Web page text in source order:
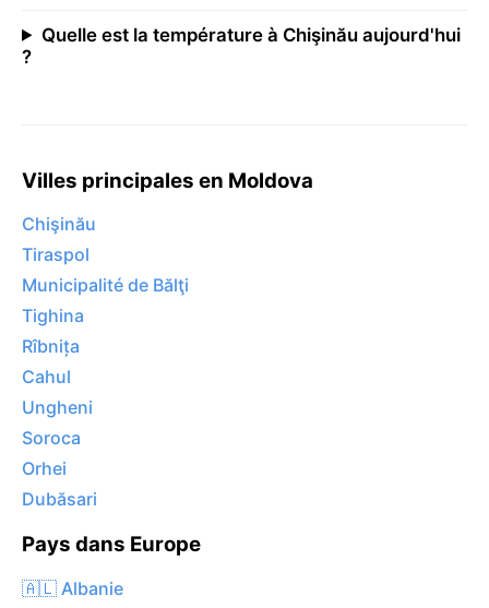
Quelle est la température à Chişinău aujourd'hui
?
Villes principales en Moldova
Chişinău
Tiraspol
Municipalité de Bălţi
Tighina
Rîbnița
Cahul
Ungheni
Soroca
Orhei
Dubăsari
Pays dans Europe
🇦🇱 Albanie